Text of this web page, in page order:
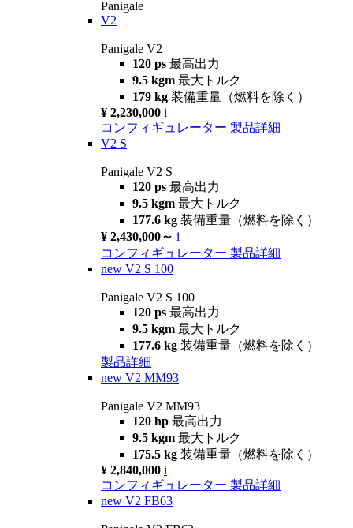
Panigale
V2
Panigale V2
120 ps 最高出力
9.5 kgm 最大トルク
179 kg 装備重量（燃料を除く）
¥ 2,230,000 i
コンフィギュレーター 製品詳細
V2 S
Panigale V2 S
120 ps 最高出力
9.5 kgm 最大トルク
177.6 kg 装備重量（燃料を除く）
¥ 2,430,000～ i
コンフィギュレーター 製品詳細
new V2 S 100
Panigale V2 S 100
120 ps 最高出力
9.5 kgm 最大トルク
177.6 kg 装備重量（燃料を除く）
製品詳細
new V2 MM93
Panigale V2 MM93
120 hp 最高出力
9.5 kgm 最大トルク
175.5 kg 装備重量（燃料を除く）
¥ 2,840,000 i
コンフィギュレーター 製品詳細
new V2 FB63